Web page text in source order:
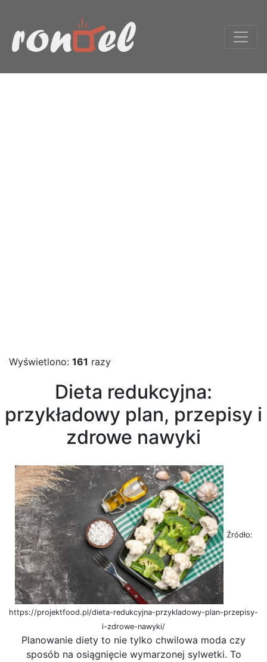
Wyświetlono: 161 razy
Dieta redukcyjna:
przykładowy plan, przepisy i
zdrowe nawyki
Źródło:
https://projektfood.pl/dieta-redukcyjna-przykladowy-plan-przepisy-
i-zdrowe-nawyki/
Planowanie diety to nie tylko chwilowa moda czy
sposób na osiągnięcie wymarzonej sylwetki. To